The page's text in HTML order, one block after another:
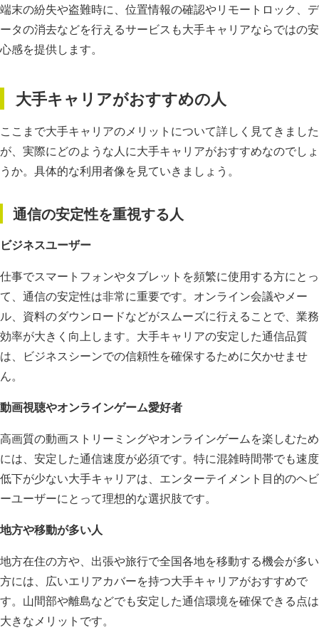
端末の紛失や盗難時に、位置情報の確認やリモートロック、デ
ータの消去などを行えるサービスも大手キャリアならではの安
心感を提供します。
大手キャリアがおすすめの人
ここまで大手キャリアのメリットについて詳しく見てきました
が、実際にどのような人に大手キャリアがおすすめなのでしょ
うか。具体的な利用者像を見ていきましょう。
通信の安定性を重視する人
ビジネスユーザー
仕事でスマートフォンやタブレットを頻繁に使用する方にとっ
て、通信の安定性は非常に重要です。オンライン会議やメー
ル、資料のダウンロードなどがスムーズに行えることで、業務
効率が大きく向上します。大手キャリアの安定した通信品質
は、ビジネスシーンでの信頼性を確保するために欠かせませ
ん。
動画視聴やオンラインゲーム愛好者
高画質の動画ストリーミングやオンラインゲームを楽しむため
には、安定した通信速度が必須です。特に混雑時間帯でも速度
低下が少ない大手キャリアは、エンターテイメント目的のヘビ
ーユーザーにとって理想的な選択肢です。
地方や移動が多い人
地方在住の方や、出張や旅行で全国各地を移動する機会が多い
方には、広いエリアカバーを持つ大手キャリアがおすすめで
す。山間部や離島などでも安定した通信環境を確保できる点は
大きなメリットです。